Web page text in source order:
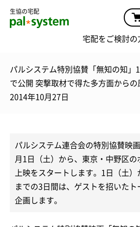
生協の宅配
宅配をご検討の
パルシステム特別協賛「無知の知」
で公開 突撃取材で得た多方面からの
2014年10月27日
パルシステム連合会の特別協賛映
月1日（土）から、東京・中野区の
上映をスタートします。1日（土）
までの3日間は、ゲストを招いたト
企画します。